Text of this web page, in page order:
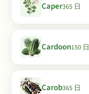
Caper365 日
Cardoon150 日
Carob365 日